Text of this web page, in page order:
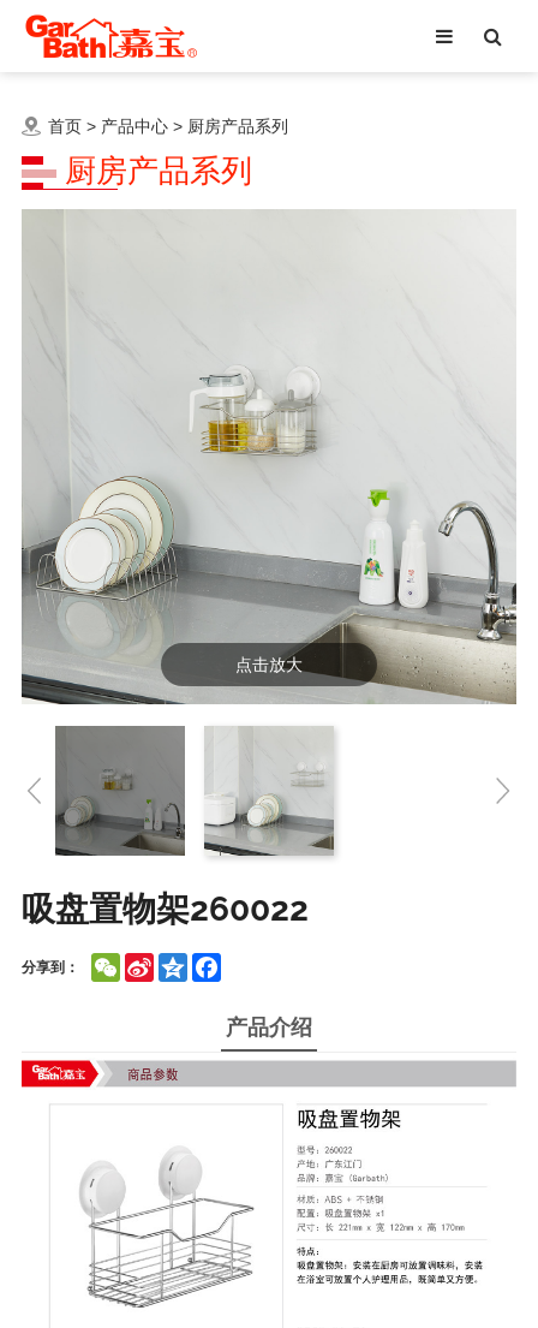
首页> 产品中心> 厨房产品系列
厨房产品系列
点击放大
吸盘置物架260022
分享到： WeChatSina
Weibo
Qzone
产品介绍